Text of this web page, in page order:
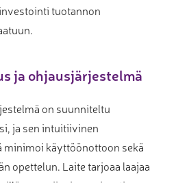
tuotannon
ja ohjausjärjestelmä
on suunniteltu
ja sen intuitiivinen
minimoi käyttöönottoon sekä
opettelun. Laite tarjoaa laajaa